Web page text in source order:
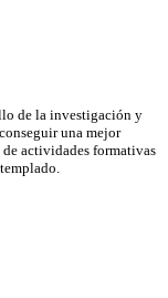
de la investigación y
una mejor
actividades formativas